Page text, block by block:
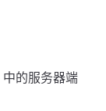
的服务器端